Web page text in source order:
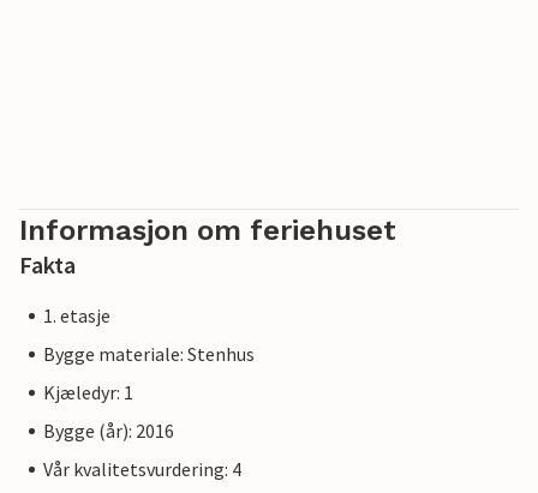
Informasjon om feriehuset
Fakta
1. etasje
Bygge materiale: Stenhus
Kjæledyr: 1
Bygge (år): 2016
Vår kvalitetsvurdering: 4